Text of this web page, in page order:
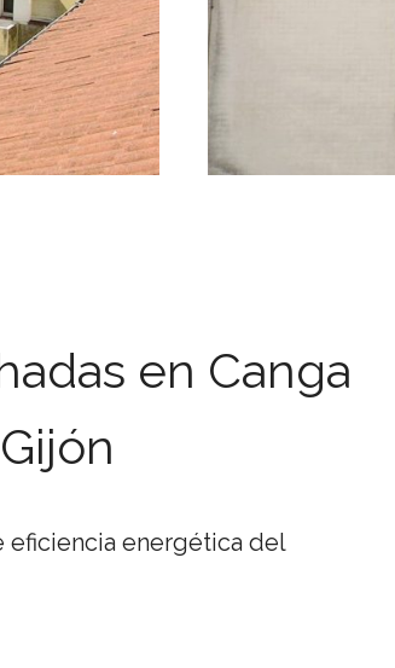
en Canga
eficiencia energética del